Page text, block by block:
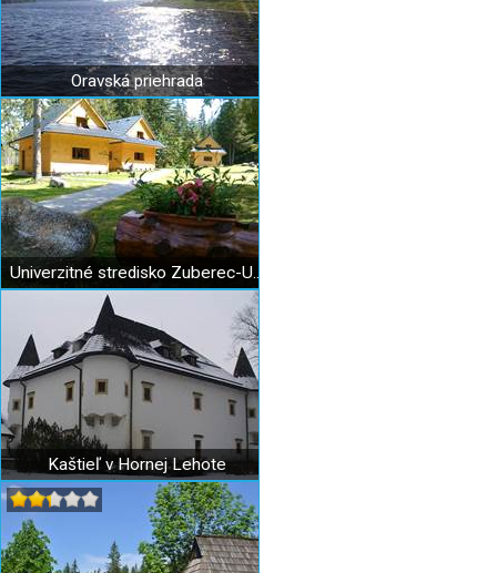
Oravská priehrada
Univerzitné stredisko Zuberec-UNIZA
Kaštieľ v Hornej Lehote